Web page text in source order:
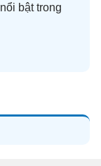
nổi bật trong